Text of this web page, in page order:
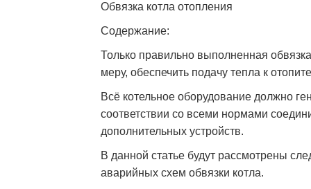
Обвязка котла отопления
Содержание:
Только правильно выполненная
меру, обеспечить подачу тепла к
Всё котельное оборудование должно
соответствии со всеми нормами
дополнительных устройств.
В данной статье будут рассмотрены
аварийных схем обвязки котла.